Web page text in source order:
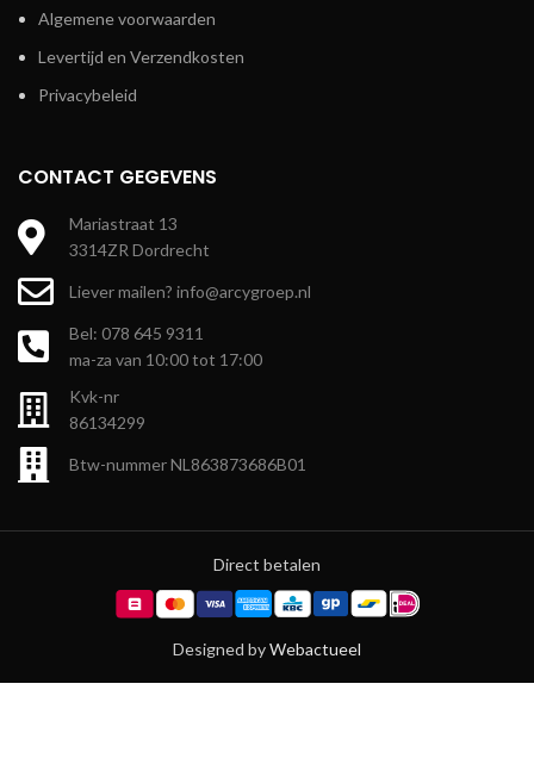
Algemene voorwaarden
Levertijd en Verzendkosten
Privacybeleid
CONTACT GEGEVENS
Mariastraat 13
3314ZR Dordrecht
Liever mailen? info@arcygroep.nl
Bel: 078 645 9311
ma-za van 10:00 tot 17:00
Kvk-nr
86134299
Btw-nummer NL863873686B01
Direct betalen
Designed byWebactueel